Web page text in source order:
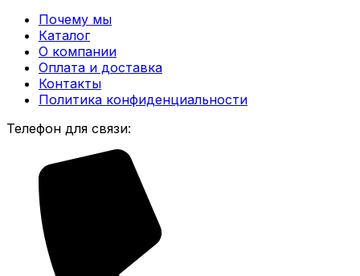
Почему мы
Каталог
О компании
Оплата и доставка
Контакты
Политика конфиденциальности
Телефон для связи: